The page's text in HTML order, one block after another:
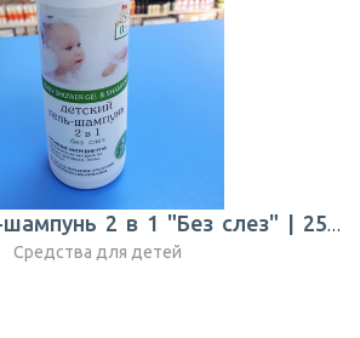
Детский гель-шампунь 2 в 1 "Без слез" | 250 мл | Ecolab | Россия
Средства для детей